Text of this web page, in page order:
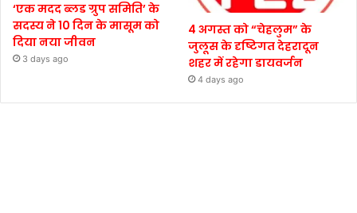
‘एक मदद ब्लड ग्रुप समिति’ के
सदस्य ने 10 दिन के मासूम को
दिया नया जीवन
3 days ago
4 अगस्त को “चेहलुम” के
जुलूस के दृष्टिगत देहरादून
शहर में रहेगा डायवर्जन
4 days ago